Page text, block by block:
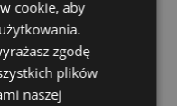
danych osobowych w
oraz
i Rady UE 2016/679 z
w związku z
ustawa o ochronie
oraz otrzymywanie
cookie, aby
zgodę
plików
naszej